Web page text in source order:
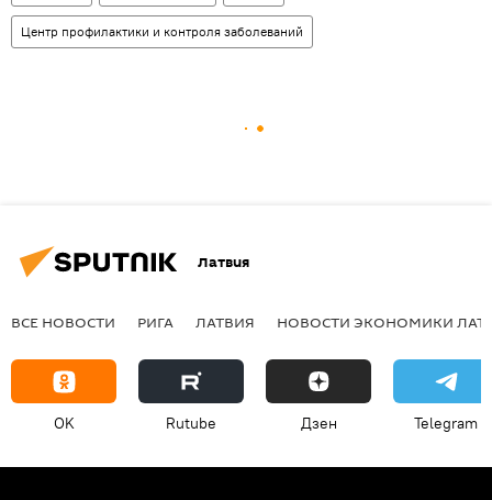
Центр профилактики и контроля заболеваний
Латвия
ВСЕ НОВОСТИ РИГА ЛАТВИЯ НОВОСТИ ЭКОНОМИКИ
OK Rutube Дзен Telegram